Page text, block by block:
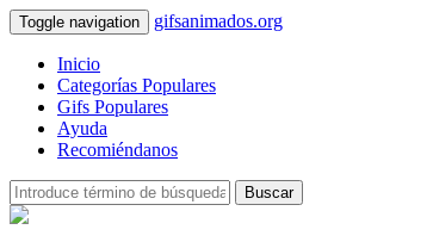
Toggle navigation gifsanimados.org
Inicio
Categorías Populares
Gifs Populares
Ayuda
Recomiéndanos
Buscar